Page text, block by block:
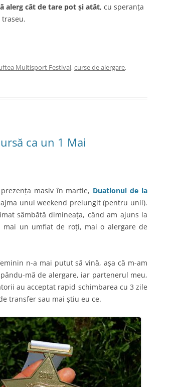
alerg cât de tare pot și atât, cu speranța
Multisport Festival,curse de alergare,
ca un 1 Mai
masiv în martie, Duatlonul de la
unui weekend prelungit (pentru unii).
sâmbătă dimineața, când am ajuns la
mai un umflat de roți, mai o alergare de
n-a mai putut să vină, așa că m-am
mă de alergare, iar partenerul meu,
au acceptat rapid schimbarea cu 3 zile
transfer sau mai știu eu ce.